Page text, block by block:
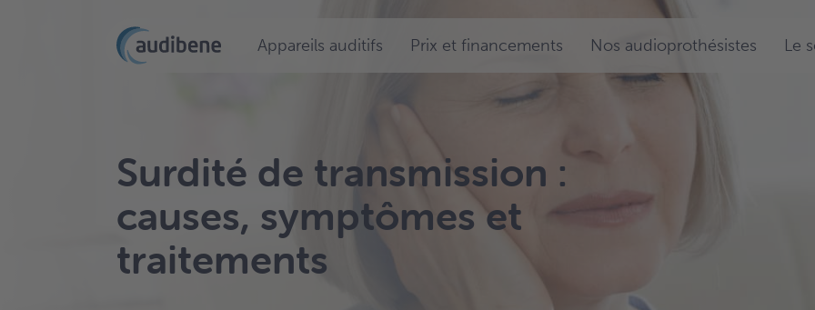
Appareils auditifs Prix et financements Nos audioprothésistes Le
Surdité de transmission :
causes, symptômes et
traitements